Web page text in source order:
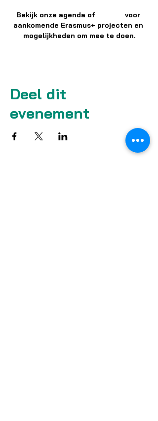
Bekijk onze agenda of
voor
aankomende Erasmus+ projecten en
mogelijkheden om mee te doen.
Deel dit
evenement